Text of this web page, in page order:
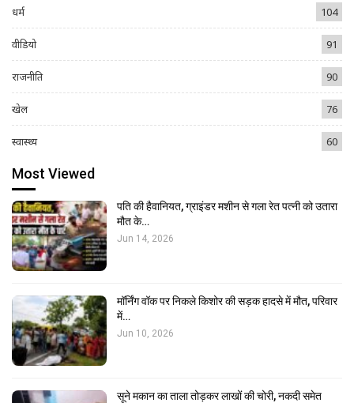
धर्म 104
वीडियो 91
राजनीति 90
खेल 76
स्वास्थ्य 60
Most Viewed
पति की हैवानियत, ग्राइंडर मशीन से गला रेत पत्नी को उतारा
मौत के…
Jun 14, 2026
मॉर्निंग वॉक पर निकले किशोर की सड़क हादसे में मौत, परिवार
में…
Jun 10, 2026
सूने मकान का ताला तोड़कर लाखों की चोरी, नकदी समेत